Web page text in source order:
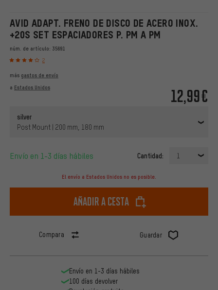
AVID ADAPT. FRENO DE DISCO DE ACERO INOX.
+20S SET ESPACIADORES P. PM A PM
núm. de artículo: 35691
2
12,99€
más gastos de envío
a Estados Unidos
silver
Post Mount | 200 mm, 180 mm
Envío en 1-3 días hábiles Cantidad: 1
El envío a Estados Unidos no es posible.
Añadir a cesta
Compara Guardar
Envío en 1-3 días hábiles
100 días devolver